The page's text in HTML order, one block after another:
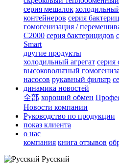
серия мешалок
контейнеров серия
гомогенизация /
C2000 серия бактерицидов
Smart
другие продукты
холодильный агрегат
высоковольтный
насосов рукавный фильтр
динамика новостей
全部 хороший обмен
Новости компании
Руководство по продукции
показ клиента
о нас
компания книга отзывов
Русский